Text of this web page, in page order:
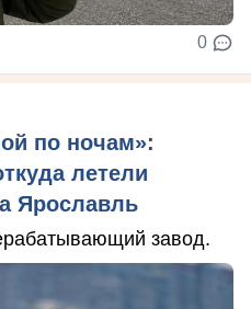
0
по ночам»:
летели
Ярославль
завод.